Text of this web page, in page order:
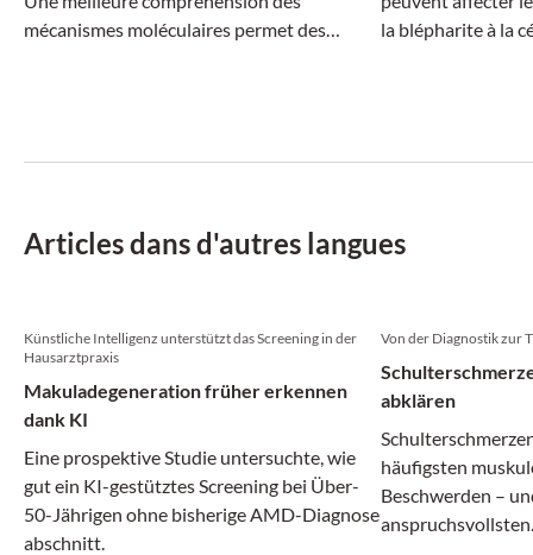
mécanismes moléculaires permet des
la blépharite à la
Articles dans d'autres langues
Künstliche Intelligenz unterstützt das Screening in der
Hausarztpraxis
Makuladegeneration früher erkennen
dank KI
Eine prospektive Studie untersuchte, wie
gut ein KI-gestütztes Screening bei Über-
50-Jährigen ohne bisherige AMD-Diagnose
abschnitt.
Von der Diagnostik zur
abklären
häufigsten
Beschwerden –